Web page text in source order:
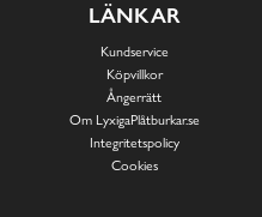
LÄNKAR
Kundservice
Köpvillkor
Ångerrätt
Om LyxigaPlåtburkar.se
Integritetspolicy
Cookies